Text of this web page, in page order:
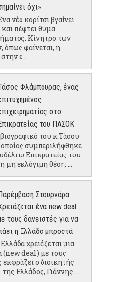
όχι»
νέο κορίτσι βγαίνει
και πέφτει θύμα
Κίνητρο των
όπως φαίνεται, η
ε...
Φλάμπουρας, ένας
στο
του ΠΑΣΟΚ
του κ.Τάσου
συμπεριλήφθηκε
Επικρατείας του
εκλόγιμη θέση: ...
Στουρνάρα:
ένα new deal
τους δανειστές για να
η Ελλάδα μπροστά
χρειάζεται μια
(new deal) με τους
εκφράζει ο διοικητής
Ελλάδος, Γιάννης ...